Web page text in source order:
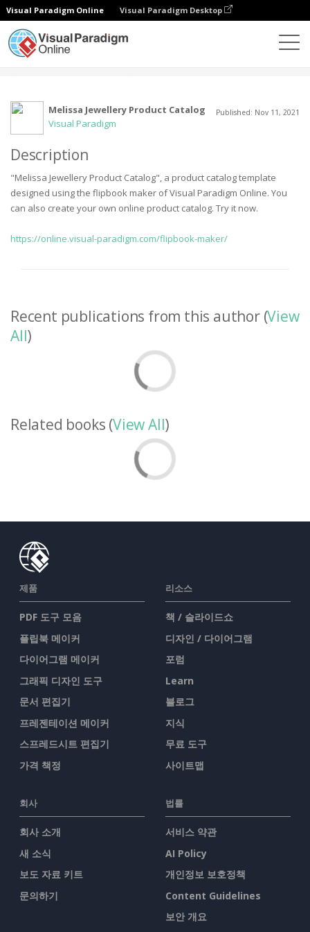
Visual Paradigm Online Visual Paradigm Desktop
Melissa Jewellery Product Catalog
Visual Paradigm
Published: Nov 11, 2021
Description
"Melissa Jewellery Product Catalog", a product catalog template
designed using the flipbook maker of Visual Paradigm Online. You
can also create your own online product catalog. Try it now.
https://online.visual-paradigm.com/flipbook-maker/
Recent publications from this author (View
All)
Related books (View All)
제품
PDF 도구 모음
플립북 메이커
다이어그램 메이커
그래픽 디자인 도구
문서 편집기
프레젠테이션 메이커
스프레드시트 편집기
가격 책정
리소스
책 / 슬라이드쇼
디자인 / 다이어그램
포럼
Learn
블로그
지식
무료 도구
사이트맵
회사
회사 소개
새 소식
보도 자료 키트
문의하기
법률
서비스 약관
AI Policy
개인정보 보호정책
Content Guidelines
보안 개요